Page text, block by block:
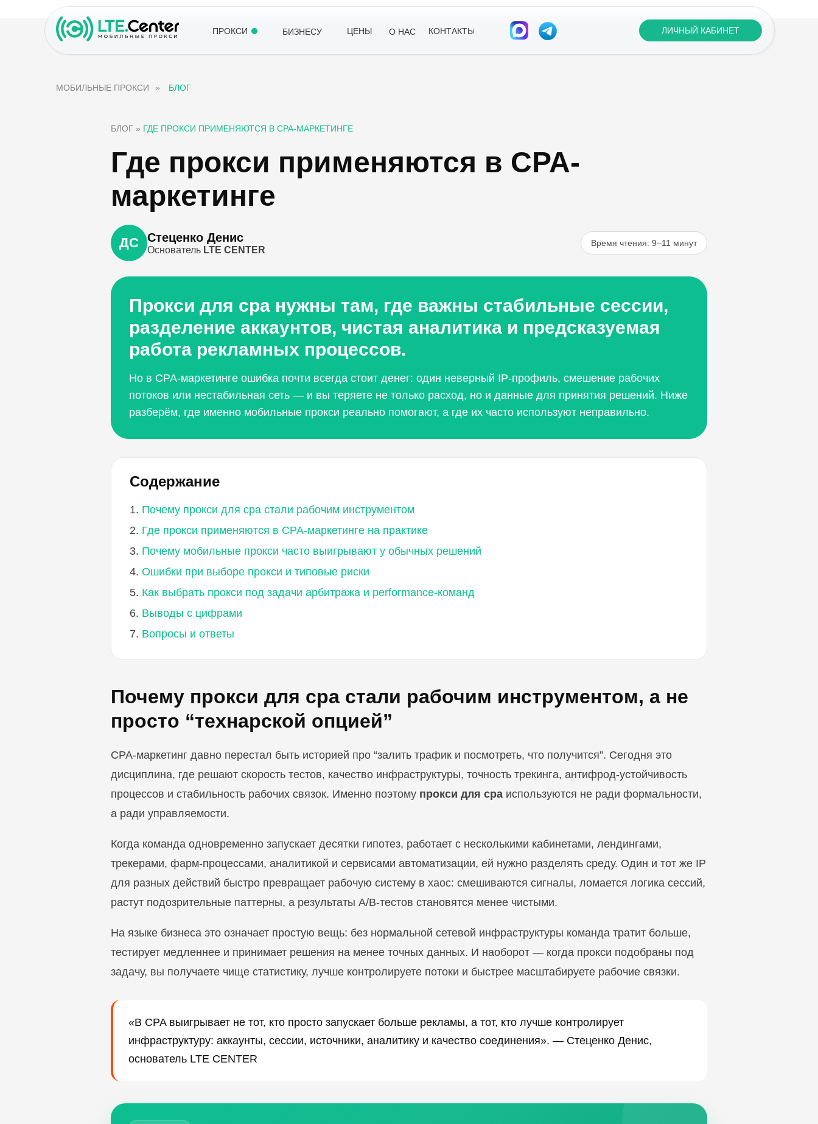
ЛИЧНЫЙ КАБИНЕТ
ПРОКСИ БИЗНЕСУ ЦЕНЫ О НАС КОНТАКТЫ
МОБИЛЬНЫЕ ПРОКСИ » БЛОГ
БЛОГ » ГДЕ ПРОКСИ ПРИМЕНЯЮТСЯ В CPA-МАРКЕТИНГЕ
Где прокси применяются в CPA-
маркетинге
ДС Стеценко Денис
Основатель LTE CENTER
Время чтения: 9–11 минут
Прокси для cpa нужны там, где важны стабильные сессии,
разделение аккаунтов, чистая аналитика и предсказуемая
работа рекламных процессов.
Но в CPA-маркетинге ошибка почти всегда стоит денег: один неверный IP-профиль, смешение рабочих
потоков или нестабильная сеть — и вы теряете не только расход, но и данные для принятия решений. Ниже
разберём, где именно мобильные прокси реально помогают, а где их часто используют неправильно.
Содержание
Почему прокси для cpa стали рабочим инструментом
Где прокси применяются в CPA-маркетинге на практике
Почему мобильные прокси часто выигрывают у обычных решений
Ошибки при выборе прокси и типовые риски
Как выбрать прокси под задачи арбитража и performance-команд
Выводы с цифрами
Вопросы и ответы
Почему прокси для cpa стали рабочим инструментом, а не
просто “технарской опцией”
CPA-маркетинг давно перестал быть историей про “залить трафик и посмотреть, что получится”. Сегодня это
дисциплина, где решают скорость тестов, качество инфраструктуры, точность трекинга, антифрод-устойчивость
процессов и стабильность рабочих связок. Именно поэтому прокси для cpa используются не ради формальности,
а ради управляемости.
Когда команда одновременно запускает десятки гипотез, работает с несколькими кабинетами, лендингами,
трекерами, фарм-процессами, аналитикой и сервисами автоматизации, ей нужно разделять среду. Один и тот же IP
для разных действий быстро превращает рабочую систему в хаос: смешиваются сигналы, ломается логика сессий,
растут подозрительные паттерны, а результаты A/B-тестов становятся менее чистыми.
На языке бизнеса это означает простую вещь: без нормальной сетевой инфраструктуры команда тратит больше,
тестирует медленнее и принимает решения на менее точных данных. И наоборот — когда прокси подобраны под
задачу, вы получаете чище статистику, лучше контролируете потоки и быстрее масштабируете рабочие связки.
«В CPA выигрывает не тот, кто просто запускает больше рекламы, а тот, кто лучше контролирует
инфраструктуру: аккаунты, сессии, источники, аналитику и качество соединения». — Стеценко Денис,
основатель LTE CENTER